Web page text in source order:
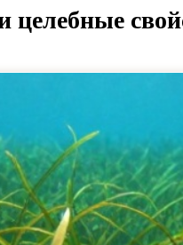
целебные